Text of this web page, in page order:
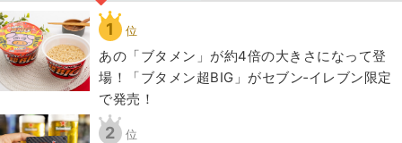
1 位
あの「ブタメン」が約4倍の大きさになって登
場！「ブタメン超BIG」がセブン‐イレブン限定
で発売！
2 位